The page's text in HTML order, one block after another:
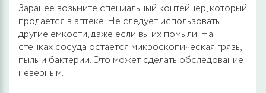
Заранее возьмите специальный контейнер, который
продается в аптеке. Не следует использовать
другие емкости, даже если вы их помыли. На
стенках сосуда остается микроскопическая грязь,
пыль и бактерии. Это может сделать обследование
неверным.